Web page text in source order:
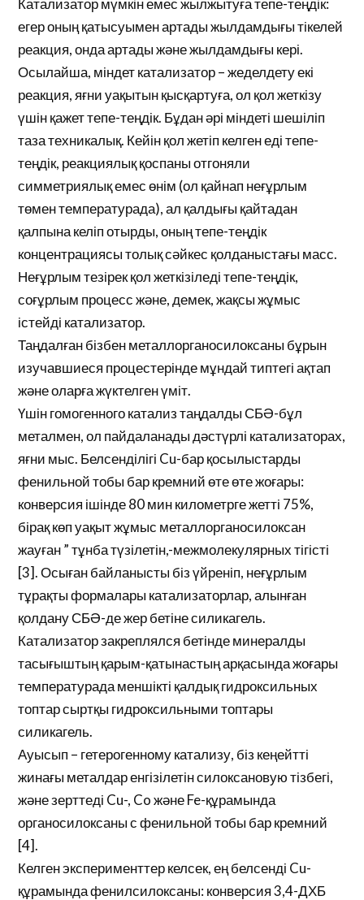
Катализатор мүмкін емес жылжытуға тепе-теңдік:
егер оның қатысуымен артады жылдамдығы тікелей
реакция, онда артады және жылдамдығы кері.
Осылайша, міндет катализатор – жеделдету екі
реакция, яғни уақытын қысқартуға, ол қол жеткізу
үшін қажет тепе-теңдік. Бұдан әрі міндеті шешіліп
таза техникалық. Кейін қол жетіп келген еді тепе-
теңдік, реакциялық қоспаны отгоняли
симметриялық емес өнім (ол қайнап неғұрлым
төмен температурада), ал қалдығы қайтадан
қалпына келіп отырды, оның тепе-теңдік
концентрациясы толық сәйкес қолданыстағы масс.
Неғұрлым тезірек қол жеткізіледі тепе-теңдік,
соғұрлым процесс және, демек, жақсы жұмыс
істейді катализатор.
Таңдалған бізбен металлорганосилоксаны бұрын
изучавшиеся процестерінде мұндай типтегі ақтап
және оларға жүктелген үміт.
Үшін гомогенного катализ таңдалды СБӘ-бұл
металмен, ол пайдаланады дәстүрлі катализаторах,
яғни мыс. Белсенділігі Cu-бар қосылыстарды
фенильной тобы бар кремний өте өте жоғары:
конверсия ішінде 80 мин километрге жетті 75%,
бірақ көп уақыт жұмыс металлорганосилоксан
жауған ” тұнба түзілетін,-межмолекулярных тігісті
[3]. Осыған байланысты біз үйреніп, неғұрлым
тұрақты формалары катализаторлар, алынған
қолдану СБӘ-де жер бетіне силикагель.
Катализатор закреплялся бетінде минералды
тасығыштың қарым-қатынастың арқасында жоғары
температурада меншікті қалдық гидроксильных
топтар сыртқы гидроксильными топтары
силикагель.
Ауысып – гетерогенному катализу, біз кеңейтті
жинағы металдар енгізілетін силоксановую тізбегі,
және зерттеді Cu-, Co және Fe-құрамында
органосилоксаны с фенильной тобы бар кремний
[4].
Келген эксперименттер келсек, ең белсенді Cu-
құрамында фенилсилоксаны: конверсия 3,4-ДХБ